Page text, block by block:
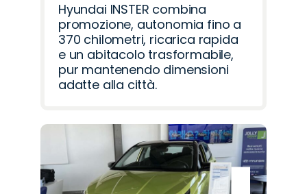
Hyundai INSTER combina
promozione, autonomia fino a
370 chilometri, ricarica rapida
e un abitacolo trasformabile,
pur mantenendo dimensioni
adatte alla città.